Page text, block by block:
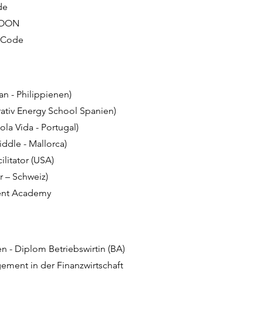
- Philippienen)
Energy School Spanien)
Vida - Portugal)
- Mallorca)
(USA)
– Schweiz)
Academy
- Diplom Betriebswirtin (BA)
in der Finanzwirtschaft